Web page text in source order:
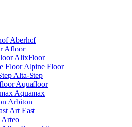
Aberhof
Afloor
AlixFloor
Alpine Floor
Alta-Step
Aquafloor
Aquamax
Arbiton
Art East
Arteo